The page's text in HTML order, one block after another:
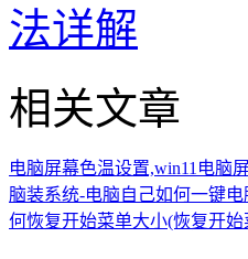
法详解
相关文章
电脑屏幕色温设置,win11电脑
脑装系统-电脑自己如何一键
何恢复开始菜单大小(恢复开